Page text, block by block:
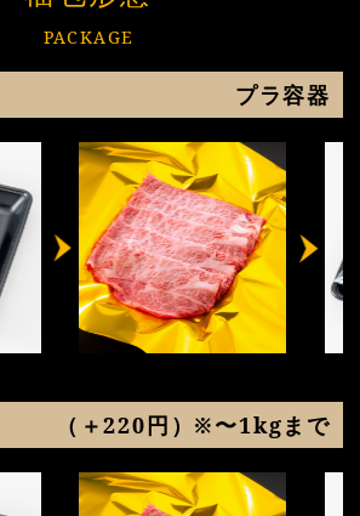
PACKAGE
プラ容器
（＋220円）※〜1kgまで